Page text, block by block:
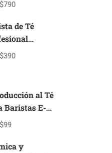
de Té
E-
al Té
Baristas E-
y